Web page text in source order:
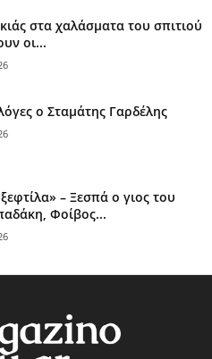
στα χαλάσματα του σπιτιού
οι...
ο Σταμάτης Γαρδέλης
– Ξεσπά ο γιος του
Φοίβος...